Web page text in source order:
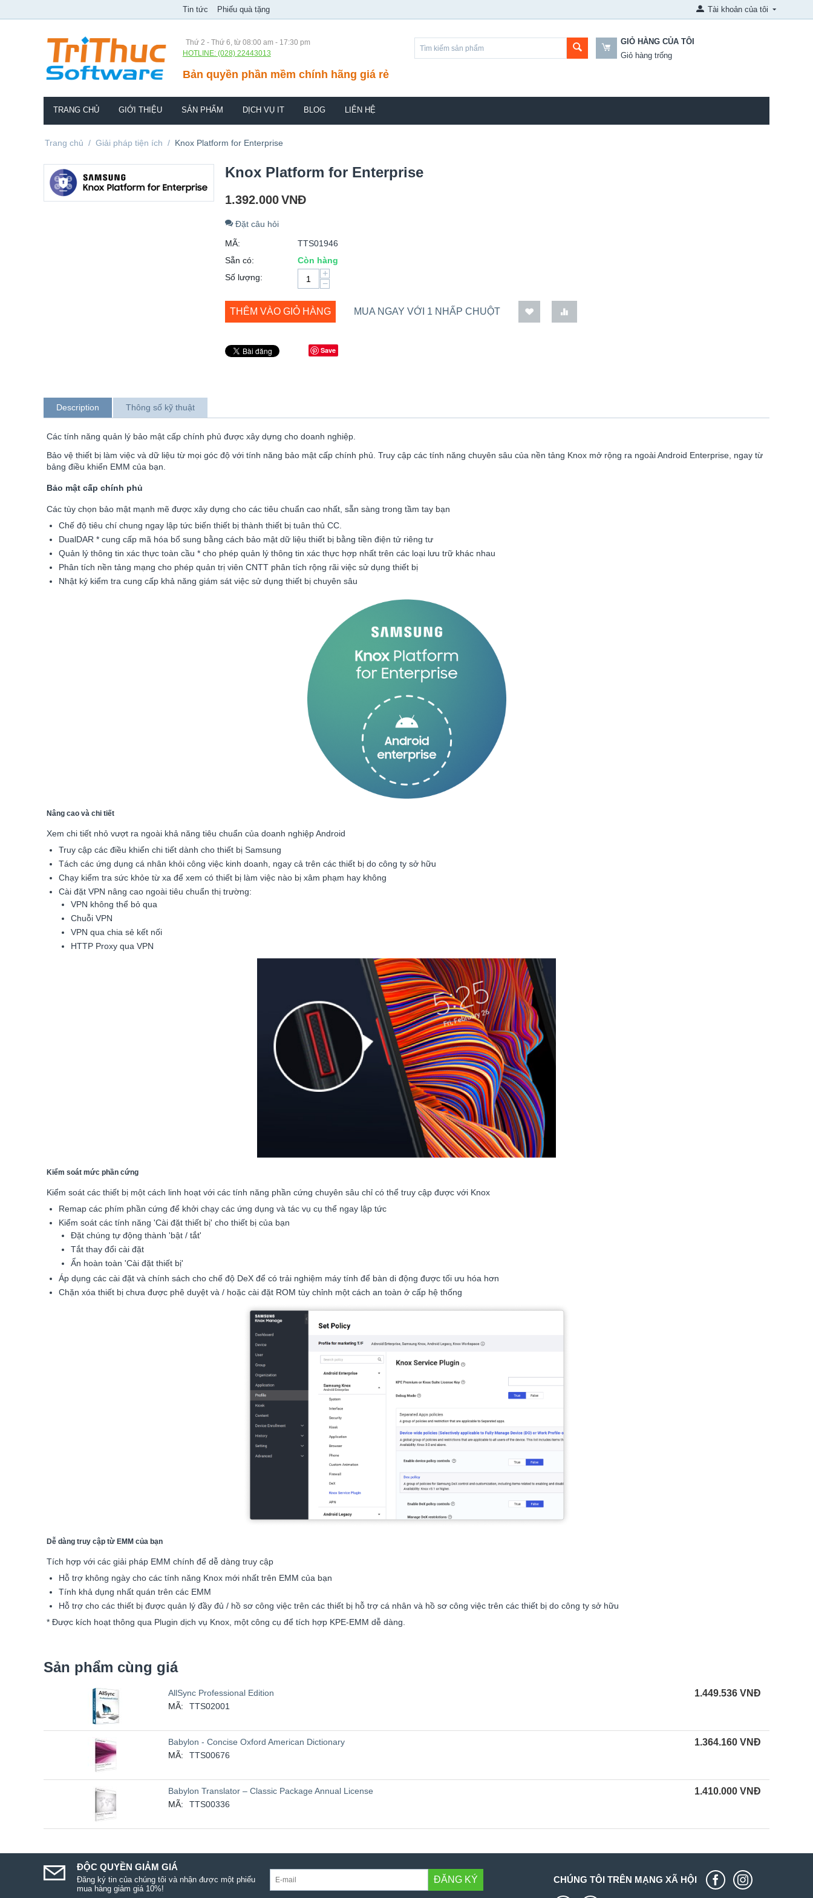
Tin tức Phiếu quà tặng Tài khoản của tôi
Thứ 2 - Thứ 6, từ 08:00 am - 17:30 pm
HOTLINE: (028) 22443013
Bản quyền phần mềm chính hãng giá rẻ
GIỎ HÀNG CỦA TÔI
Giỏ hàng trống
TRANG CHỦ GIỚI THIỆU SẢN PHẨM DỊCH VỤ IT BLOG LIÊN HỆ
Trang chủ / Giải pháp tiện ích / Knox Platform for Enterprise
Knox Platform for Enterprise
1.392.000VNĐ
Đặt câu hỏi
MÃ:
TTS01946
Sẵn có:
Còn hàng
Số lượng:
+
−
THÊM VÀO GIỎ HÀNG MUA NGAY VỚI 1 NHẤP CHUỘT
Save
Description Thông số kỹ thuật
Các tính năng quản lý bảo mật cấp chính phủ được xây dựng cho doanh nghiệp.
Bảo vệ thiết bị làm việc và dữ liệu từ mọi góc độ với tính năng bảo mật cấp chính phủ. Truy cập các tính năng chuyên sâu của nền tảng Knox mở rộng ra ngoài Android Enterprise, ngay từ
bảng điều khiển EMM của bạn.
Bảo mật cấp chính phủ
Các tùy chọn bảo mật mạnh mẽ được xây dựng cho các tiêu chuẩn cao nhất, sẵn sàng trong tầm tay bạn
Chế độ tiêu chí chung ngay lập tức biến thiết bị thành thiết bị tuân thủ CC.
DualDAR * cung cấp mã hóa bổ sung bằng cách bảo mật dữ liệu thiết bị bằng tiền điện tử riêng tư
Quản lý thông tin xác thực toàn cầu * cho phép quản lý thông tin xác thực hợp nhất trên các loại lưu trữ khác nhau
Phân tích nền tảng mạng cho phép quản trị viên CNTT phân tích rộng rãi việc sử dụng thiết bị
Nhật ký kiểm tra cung cấp khả năng giám sát việc sử dụng thiết bị chuyên sâu
Nâng cao và chi tiết
Xem chi tiết nhỏ vượt ra ngoài khả năng tiêu chuẩn của doanh nghiệp Android
Truy cập các điều khiển chi tiết dành cho thiết bị Samsung
Tách các ứng dụng cá nhân khỏi công việc kinh doanh, ngay cả trên các thiết bị do công ty sở hữu
Chạy kiểm tra sức khỏe từ xa để xem có thiết bị làm việc nào bị xâm phạm hay không
Cài đặt VPN nâng cao ngoài tiêu chuẩn thị trường:
VPN không thể bỏ qua
Chuỗi VPN
VPN qua chia sẻ kết nối
HTTP Proxy qua VPN
Kiểm soát mức phần cứng
Kiểm soát các thiết bị một cách linh hoạt với các tính năng phần cứng chuyên sâu chỉ có thể truy cập được với Knox
Remap các phím phần cứng để khởi chạy các ứng dụng và tác vụ cụ thể ngay lập tức
Kiểm soát các tính năng 'Cài đặt thiết bị' cho thiết bị của bạn
Đặt chúng tự động thành 'bật / tắt'
Tắt thay đổi cài đặt
Ẩn hoàn toàn 'Cài đặt thiết bị'
Áp dụng các cài đặt và chính sách cho chế độ DeX để có trải nghiệm máy tính để bàn di động được tối ưu hóa hơn
Chặn xóa thiết bị chưa được phê duyệt và / hoặc cài đặt ROM tùy chỉnh một cách an toàn ở cấp hệ thống
Dễ dàng truy cập từ EMM của bạn
Tích hợp với các giải pháp EMM chính để dễ dàng truy cập
Hỗ trợ không ngày cho các tính năng Knox mới nhất trên EMM của bạn
Tính khả dụng nhất quán trên các EMM
Hỗ trợ cho các thiết bị được quản lý đầy đủ / hồ sơ công việc trên các thiết bị hỗ trợ cá nhân và hồ sơ công việc trên các thiết bị do công ty sở hữu
* Được kích hoạt thông qua Plugin dịch vụ Knox, một công cụ để tích hợp KPE-EMM dễ dàng.
Sản phẩm cùng giá
AllSync Professional Edition
MÃ:
TTS02001
1.449.536 VNĐ
Babylon - Concise Oxford American Dictionary
MÃ:
TTS00676
1.364.160 VNĐ
Babylon Translator – Classic Package Annual License
MÃ:
TTS00336
1.410.000 VNĐ
ĐỘC QUYỀN GIẢM GIÁ
Đăng ký tin của chúng tôi và nhận được một phiếu
mua hàng giảm giá 10%!
ĐĂNG KÝ CHÚNG TÔI TRÊN MẠNG XÃ HỘI